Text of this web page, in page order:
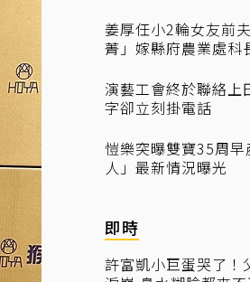
姜厚任小2輪女友前
菁」嫁縣府農業處
演藝工會終於聯絡上
字卻立刻掛電話
愷樂突曝雙寶35周
人」最新情況曝光
即時
許富凱小巨蛋哭了！